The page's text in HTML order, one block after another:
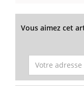
Vous aimez cet